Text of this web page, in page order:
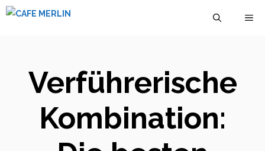
Zum
Verführerische
Kombination: